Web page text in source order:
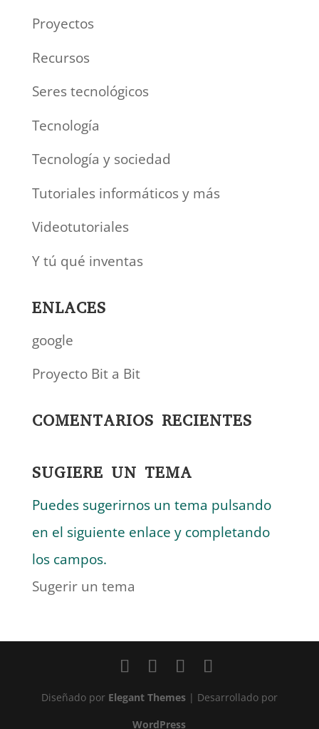
Proyectos
Recursos
Seres tecnológicos
Tecnología
Tecnología y sociedad
Tutoriales informáticos y más
Videotutoriales
Y tú qué inventas
ENLACES
google
Proyecto Bit a Bit
COMENTARIOS RECIENTES
SUGIERE UN TEMA
Puedes sugerirnos un tema pulsando
en el siguiente enlace y completando
los campos.
Sugerir un tema
Diseñado por Elegant Themes| Desarrollado por
WordPress